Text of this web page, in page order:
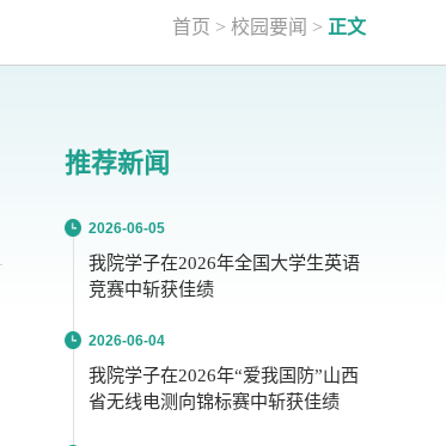
首页 > 校园要闻 > 正文
推荐新闻
2026-06-05
我院学子在2026年全国大学生英语
竞赛中斩获佳绩
2026-06-04
我院学子在2026年“爱我国防”山西
省无线电测向锦标赛中斩获佳绩